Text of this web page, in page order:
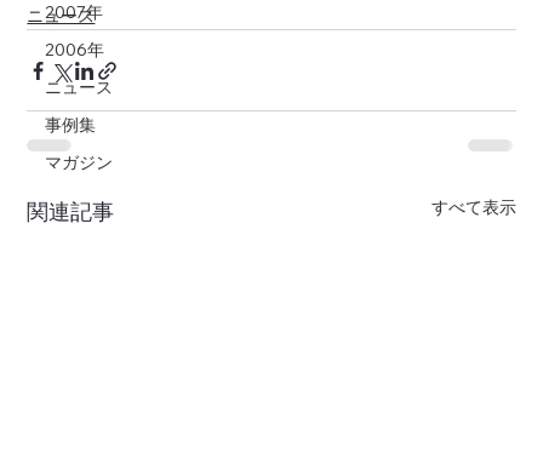
2007年
2006年
ニュース
事例集
マガジン
ニュース
関連記事 すべて表示